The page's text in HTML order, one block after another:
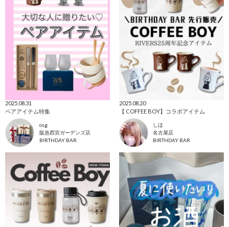
2025.08.31
ペアアイテム特集
osg
阪急西宮ガーデンズ店
BIRTHDAY BAR
2025.08.20
【 COFFEE BOY】コラボアイテム
しほ
名古屋店
BIRTHDAY BAR